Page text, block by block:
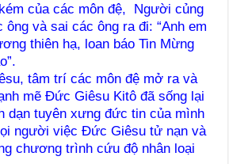
của các môn đệ, Người củng
ông và sai các ông ra đi: “Anh em
thiên hạ, loan báo Tin Mừng
tâm trí các môn đệ mở ra và
mẽ Đức Giêsu Kitô đã sống lại
dạn tuyên xưng đức tin của mình
người việc Đức Giêsu tử nạn và
chương trình cứu độ nhân loại